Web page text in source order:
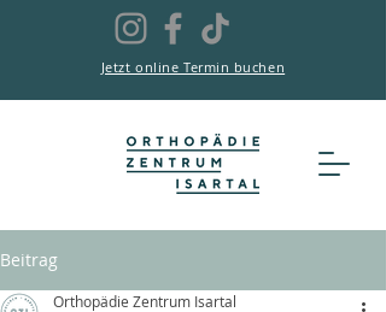
Jetzt online Termin buchen
Beitrag
Orthopädie Zentrum Isartal